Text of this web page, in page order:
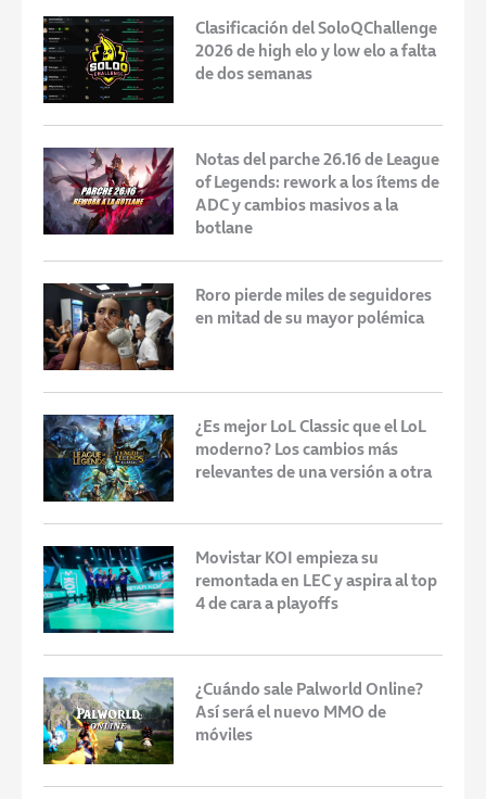
Clasificación del SoloQChallenge
2026 de high elo y low elo a falta
de dos semanas
Notas del parche 26.16 de League
of Legends: rework a los ítems de
ADC y cambios masivos a la
botlane
Roro pierde miles de seguidores
en mitad de su mayor polémica
¿Es mejor LoL Classic que el LoL
moderno? Los cambios más
relevantes de una versión a otra
Movistar KOI empieza su
remontada en LEC y aspira al top
4 de cara a playoffs
¿Cuándo sale Palworld Online?
Así será el nuevo MMO de
móviles